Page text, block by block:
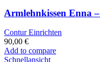
Armlehnkissen Enna
Contur Einrichten
90,00 €
Add to compare
Schnellansicht